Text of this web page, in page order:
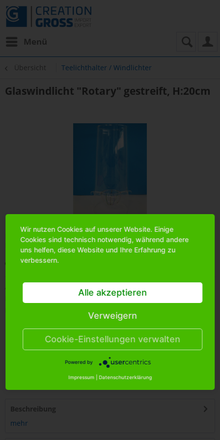
Menü
Übersicht Teelichthalter / Windlichter
Glaswindlicht "Rotary" gestreift, H:20cm
Bittemelden Sie sich an, um mehr Informationen über das
Produkt zu erhalten.
Merken
Artikel-Nr.:
56
24
250255 414022
Beschreibung
mehr
Wir nutzen Cookies auf unserer Website. Einige
Cookies sind technisch notwendig, während andere
uns helfen, diese Website und Ihre Erfahrung zu
verbessern.
Alle akzeptieren
Verweigern
Cookie-Einstellungen verwalten
Powered by
Impressum Datenschutzerklärung